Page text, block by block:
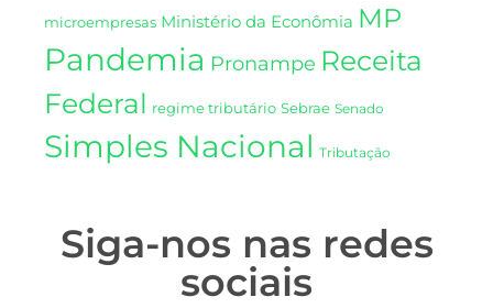
microempresas Ministério da Econômia MP
Pandemia Pronampe Receita
Federal regime tributário Sebrae Senado
Simples Nacional Tributação
Siga-nos nas redes
sociais